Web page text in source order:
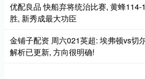
优配良品 快船弃将统治比赛, 黄蜂
胜, 新秀成最大功臣
金铺子配资 周六021英超: 埃弗顿vs切
解析已更新, 方向很明确!